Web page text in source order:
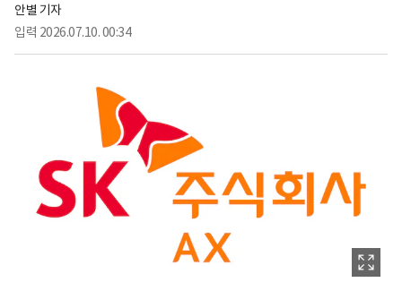
안별 기자
입력 2026.07.10. 00:34